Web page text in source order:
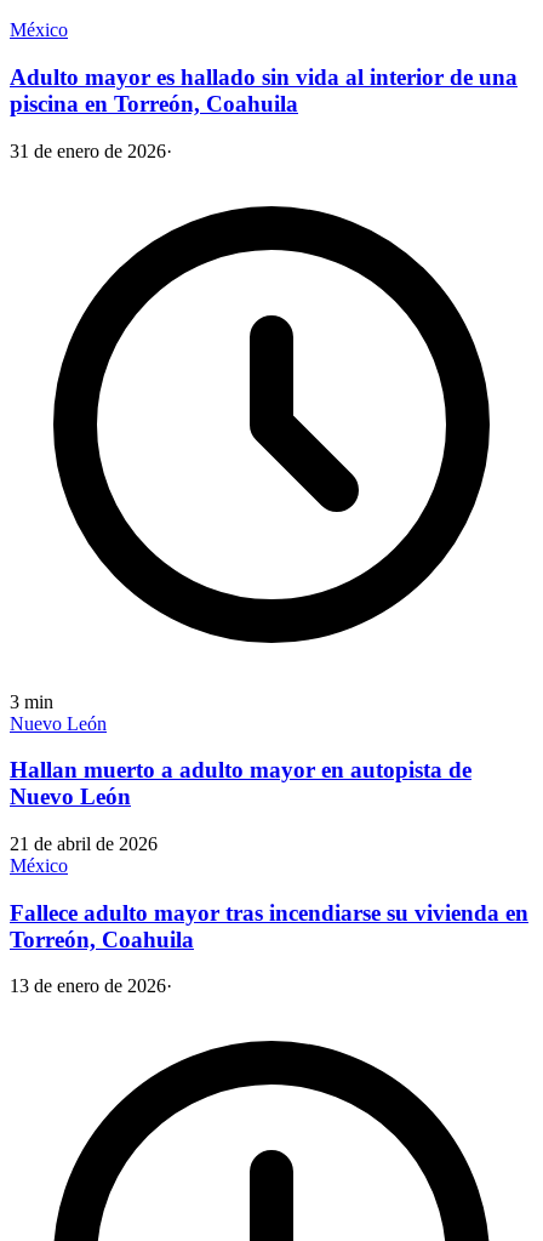
México
Adulto mayor es hallado sin vida al interior de una
piscina en Torreón, Coahuila
31 de enero de 2026·
3 min
Nuevo León
Hallan muerto a adulto mayor en autopista de
Nuevo León
21 de abril de 2026
México
Fallece adulto mayor tras incendiarse su vivienda en
Torreón, Coahuila
13 de enero de 2026·